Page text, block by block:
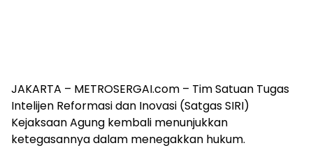
JAKARTA – METROSERGAI.com – Tim Satuan Tugas
Intelijen Reformasi dan Inovasi (Satgas SIRI)
Kejaksaan Agung kembali menunjukkan
ketegasannya dalam menegakkan hukum.